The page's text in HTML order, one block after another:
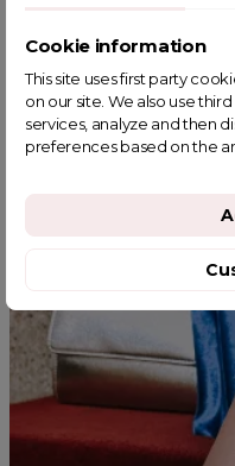
YOU
Cookie information
This site uses first party
on our site. We also use
services, analyze and then
preferences based on the